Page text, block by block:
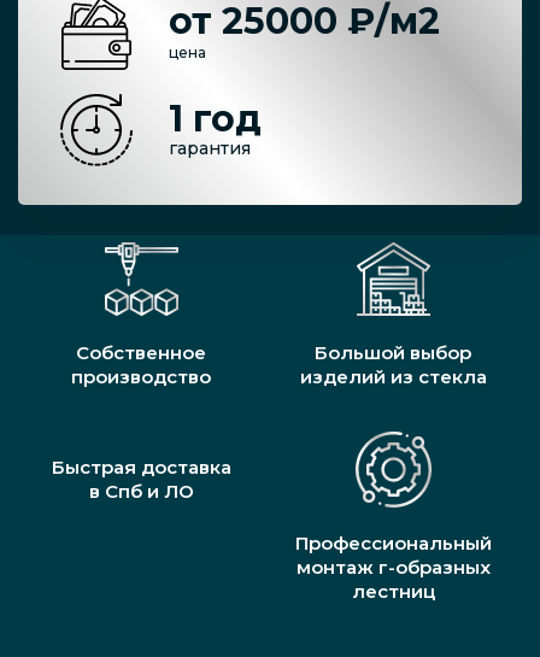
от 25000 ₽/м2
цена
1 год
гарантия
Собственное
производство
Большой выбор
изделий из стекла
Быстрая доставка
в Спб и ЛО
Профессиональный
монтаж г-образных
лестниц